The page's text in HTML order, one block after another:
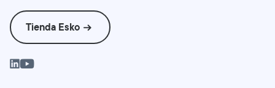
Tienda Esko